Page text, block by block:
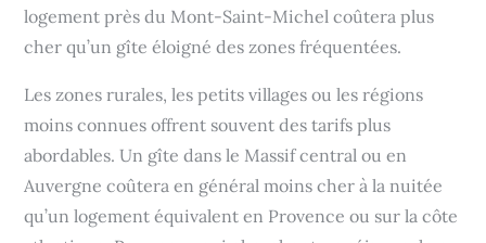
logement près du Mont-Saint-Michel coûtera plus
cher qu’un gîte éloigné des zones fréquentées.
Les zones rurales, les petits villages ou les régions
moins connues offrent souvent des tarifs plus
abordables. Un gîte dans le Massif central ou en
Auvergne coûtera en général moins cher à la nuitée
qu’un logement équivalent en Provence ou sur la côte